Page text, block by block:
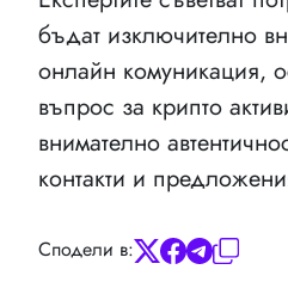
бъдат изключително
онлайн комуникация,
въпрос за крипто
внимателно
контакти и
Сподели в: